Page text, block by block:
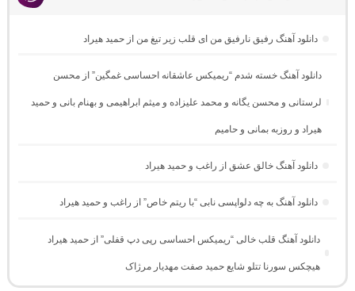
دانلود آهنگ رفیق نارفیق من ای قلب زیر تیغ من از حمید هیراد
دانلود آهنگ خسته شدم “ریمیکس عاشقانه احساسی غمگین” از محسن
لرستانی و محسن یگانه و محمد علیزاده و میثم ابراهیمی و بهنام بانی و حمید
هیراد و روزبه بمانی و حامیم
دانلود آهنگ خالق عشق از راغب و حمید هیراد
دانلود آهنگ به چه دلواپسی نابی “با ریتم خاص” از راغب و حمید هیراد
دانلود آهنگ قلب خالی “ریمیکس احساسی رپی دپ قفلی” از حمید هیراد
هیچکس سورنا تتلو شایع حمید صفت مهدیار مرژاک